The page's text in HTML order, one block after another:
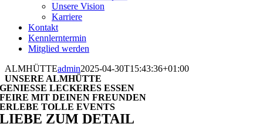
Unsere Vision
Karriere
Kontakt
Kennlerntermin
Mitglied werden
ALMHÜTTEadmin2025-04-30T15:43:36+01:00
UNSERE ALMHÜTTE
GENIESSE LECKERES ESSEN
FEIRE MIT DEINEN FREUNDEN
ERLEBE TOLLE EVENTS
LIEBE ZUM DETAIL